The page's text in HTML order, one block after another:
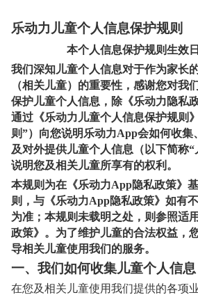
乐动力儿童个人信息保护规则
本个人信息保护规则生效
我们深知儿童个人信息对于作为家长
（相关儿童）的重要性，感谢您对我
保护儿童个人信息，除《乐动力隐私
通过《乐动力儿童个人信息保护规则
则”）向您说明乐动力App会如何收集
及对外提供儿童个人信息（以下简称
说明您及相关儿童所享有的权利。
本规则为在《乐动力App隐私政策》
则，与《乐动力App隐私政策》如有
为准；本规则未载明之处，则参照适
政策》。为了维护儿童的合法权益，
导相关儿童使用我们的服务。
一、我们如何收集儿童个人信息
在您及相关儿童使用我们提供的各项